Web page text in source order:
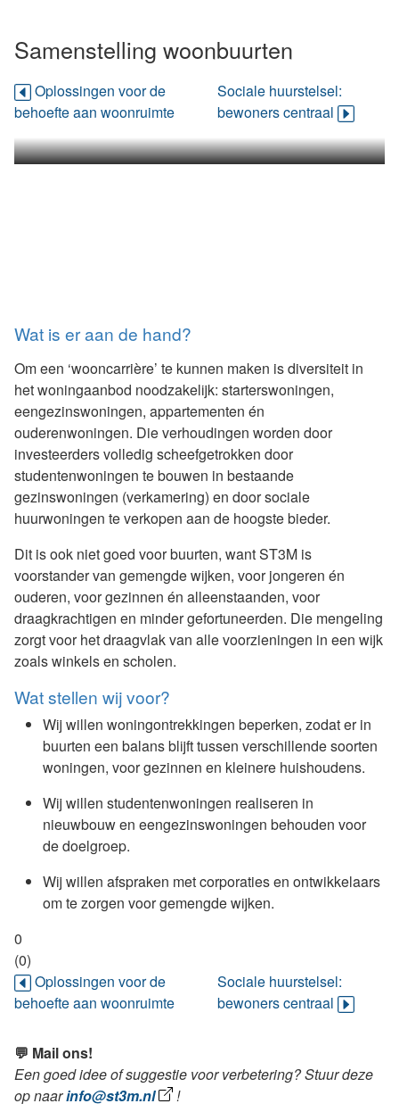
Samenstelling woonbuurten
Oplossingen voor de
behoefte aan woonruimte
Sociale huurstelsel:
bewoners centraal
Wat is er aan de hand?
Om een ‘wooncarrière’ te kunnen maken is diversiteit in
het woningaanbod noodzakelijk: starterswoningen,
eengezinswoningen, appartementen én
ouderenwoningen. Die verhoudingen worden door
investeerders volledig scheefgetrokken door
studentenwoningen te bouwen in bestaande
gezinswoningen (verkamering) en door sociale
huurwoningen te verkopen aan de hoogste bieder.
Dit is ook niet goed voor buurten, want ST3M is
voorstander van gemengde wijken, voor jongeren én
ouderen, voor gezinnen én alleenstaanden, voor
draagkrachtigen en minder gefortuneerden. Die mengeling
zorgt voor het draagvlak van alle voorzieningen in een wijk
zoals winkels en scholen.
Wat stellen wij voor?
Wij willen woningontrekkingen beperken, zodat er in
buurten een balans blijft tussen verschillende soorten
woningen, voor gezinnen en kleinere huishoudens.
Wij willen studentenwoningen realiseren in
nieuwbouw en eengezinswoningen behouden voor
de doelgroep.
Wij willen afspraken met corporaties en ontwikkelaars
om te zorgen voor gemengde wijken.
0
(0)
Oplossingen voor de
behoefte aan woonruimte
Sociale huurstelsel:
bewoners centraal
💬 Mail ons!
Een goed idee of suggestie voor verbetering? Stuur deze
op naarinfo@st3m.nl !